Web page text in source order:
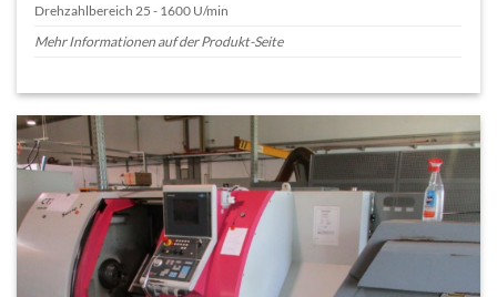
Drehzahlbereich 25 - 1600 U/min
Mehr Informationen auf der Produkt-Seite